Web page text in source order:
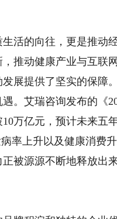
活的向往，更是推动
推动健康产业与互联
展提供了坚实的保障。
。艾瑞咨询发布的《
万亿元，预计未来五
率上升以及健康消费
被源源不断地释放出来